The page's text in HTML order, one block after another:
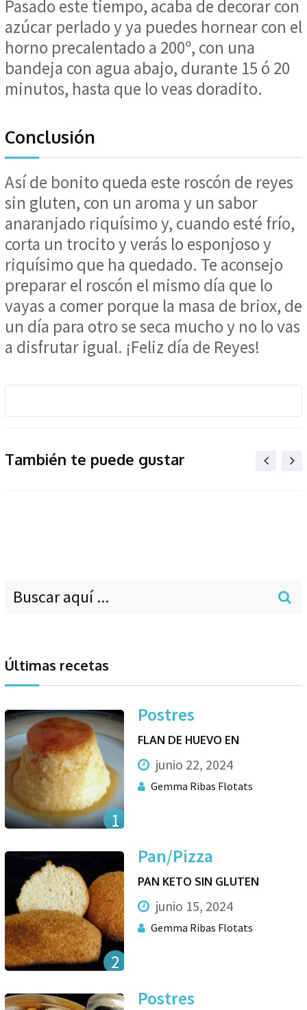
Pasado este tiempo, acaba de decorar con
azúcar perlado y ya puedes hornear con el
horno precalentado a 200º, con una
bandeja con agua abajo, durante 15 ó 20
minutos, hasta que lo veas doradito.
Conclusión
Así de bonito queda este roscón de reyes
sin gluten, con un aroma y un sabor
anaranjado riquísimo y, cuando esté frío,
corta un trocito y verás lo esponjoso y
riquísimo que ha quedado. Te aconsejo
preparar el roscón el mismo día que lo
vayas a comer porque la masa de briox, de
un día para otro se seca mucho y no lo vas
a disfrutar igual. ¡Feliz día de Reyes!
También te puede gustar
Últimas recetas
1
Postres
FLAN DE HUEVO EN
junio 22, 2024
Gemma Ribas Flotats
2
Pan/Pizza
PAN KETO SIN GLUTEN
junio 15, 2024
Gemma Ribas Flotats
Postres